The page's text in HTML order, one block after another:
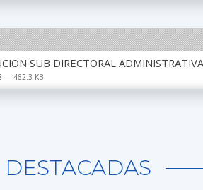
SUB DIRECTORAL
— 462.3 KB
DESTACADAS